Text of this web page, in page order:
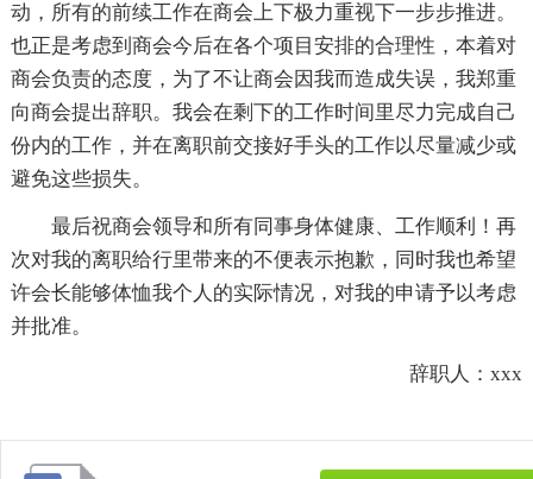
动，所有的前续工作在商会上下极力重视下一步步推进。
也正是考虑到商会今后在各个项目安排的合理性，本着对
商会负责的态度，为了不让商会因我而造成失误，我郑重
向商会提出辞职。我会在剩下的工作时间里尽力完成自己
份内的工作，并在离职前交接好手头的工作以尽量减少或
避免这些损失。
最后祝商会领导和所有同事身体健康、工作顺利！再
次对我的离职给行里带来的不便表示抱歉，同时我也希望
许会长能够体恤我个人的实际情况，对我的申请予以考虑
并批准。
辞职人：xxx